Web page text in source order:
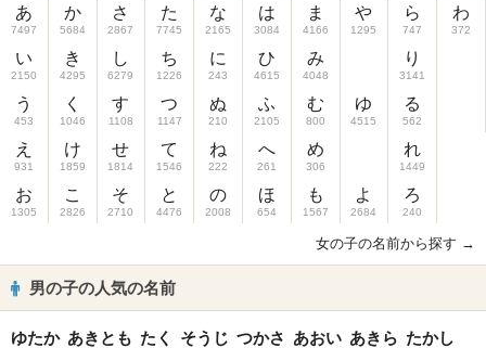
あ
7497
い
2150
う
453
え
931
お
1305
か
5684
き
4295
く
1046
け
1859
こ
2826
さ
2867
し
6279
す
1108
せ
1814
そ
2710
た
7745
ち
1226
つ
1147
て
1546
と
4476
な
2165
に
243
ぬ
210
ね
222
の
2008
は
3084
ひ
4615
ふ
2105
へ
261
ほ
654
ま
4166
み
4048
む
800
め
306
も
1567
や
1295
ゆ
4515
よ
2684
ら
747
り
3141
る
562
れ
1449
ろ
240
わ
372
女の子の名前から探す →
男の子の人気の名前
ゆたか あきとも たく そうじ つかさ あおい あきら たかし